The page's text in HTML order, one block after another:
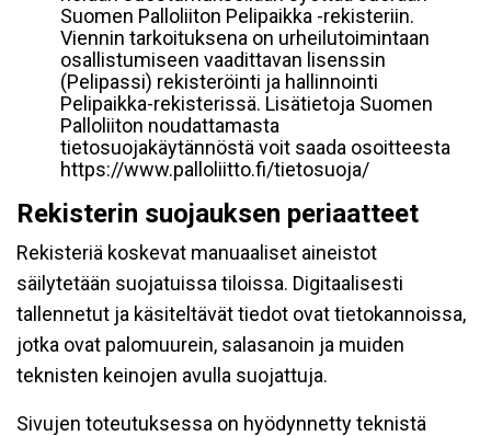
Suomen Palloliiton Pelipaikka -rekisteriin.
Viennin tarkoituksena on urheilutoimintaan
osallistumiseen vaadittavan lisenssin
(Pelipassi) rekisteröinti ja hallinnointi
Pelipaikka-rekisterissä. Lisätietoja Suomen
Palloliiton noudattamasta
tietosuojakäytännöstä voit saada osoitteesta
https://www.palloliitto.fi/tietosuoja/
Rekisterin suojauksen periaatteet
Rekisteriä koskevat manuaaliset aineistot
säilytetään suojatuissa tiloissa. Digitaalisesti
tallennetut ja käsiteltävät tiedot ovat tietokannoissa,
jotka ovat palomuurein, salasanoin ja muiden
teknisten keinojen avulla suojattuja.
Sivujen toteutuksessa on hyödynnetty teknistä